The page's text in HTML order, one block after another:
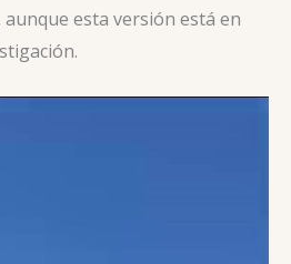
esta versión está en